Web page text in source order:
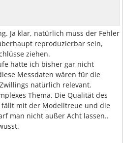
Ja klar, natürlich muss der Fehler
reproduzierbar sein,
ziehen.
hatte ich bisher gar nicht
Messdaten wären für die
natürlich relevant.
Thema. Die Qualität des
mit der Modelltreue und die
man nicht außer Acht lassen..